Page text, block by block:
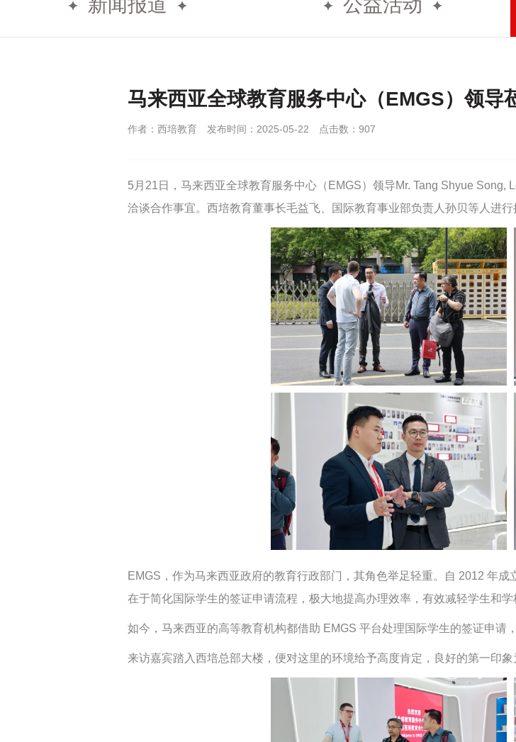
新闻报道 公益活动
马来西亚全球教育服务中心（EMGS）领导
作者：西培教育 发布时间：2025-05-22 点击数： 907
5月21日，马来西亚全球教育服务中心（EMGS）领导Mr. Tang Shyue
洽谈合作事宜。西培教育董事长毛益飞、国际教育事业部负责人孙贝等人进行
EMGS，作为马来西亚政府的教育行政部门，其角色举足轻重。自 2012 年
在于简化国际学生的签证申请流程，极大地提高办理效率，有效减轻学生和学
如今，马来西亚的高等教育机构都借助 EMGS 平台处理国际学生的签证申请
来访嘉宾踏入西培总部大楼，便对这里的环境给予高度肯定，良好的第一印象